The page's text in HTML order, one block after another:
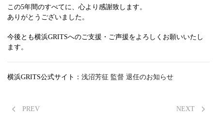
この5年間のすべてに、心より感謝致します。
ありがとうございました。
今後とも横浜GRITSへのご支援・ご声援をよろしくお願いいたし
ます。
横浜GRITS公式サイト： 浅沼芳征 監督 退任のお知らせ
PREV NEXT